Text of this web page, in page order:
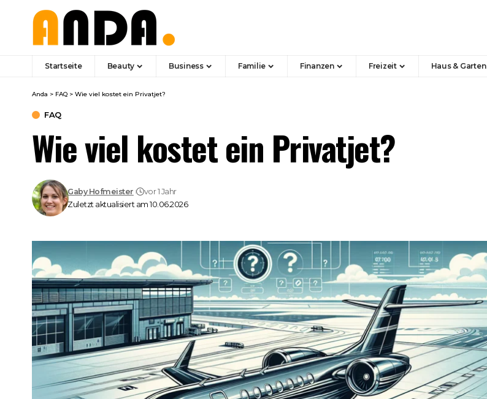
Startseite Beauty Business Familie Finanzen Freizeit Haus & Garten
Anda > FAQ > Wie viel kostet ein Privatjet?
FAQ
Wie viel kostet ein Privatjet?
Zuletzt aktualisiert am 10.06.2026
Gaby Hofmeister vor 1 Jahr